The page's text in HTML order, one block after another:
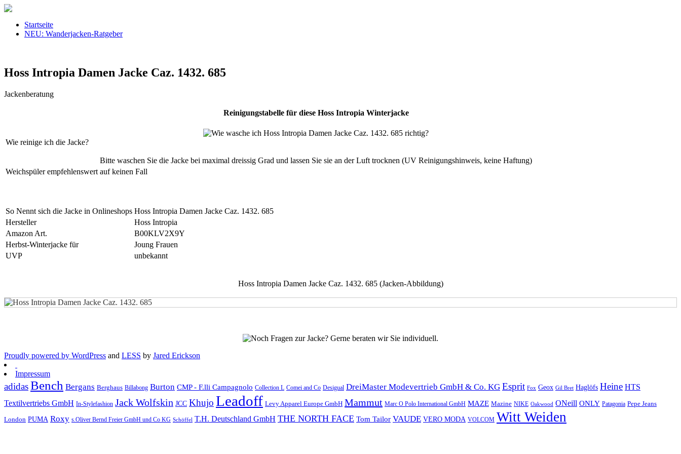
Startseite
NEU: Wanderjacken-Ratgeber
Hoss Intropia Damen Jacke Caz. 1432. 685
Jackenberatung
Reinigungstabelle für diese Hoss Intropia Winterjacke
Wie reinige ich die Jacke?
Bitte waschen Sie die Jacke bei maximal dreissig Grad und lassen Sie sie an der Luft trocknen (UV Reinigungshinweis, keine Haftung)
Weichspüler empfehlenswert auf keinen Fall
So Nennt sich die Jacke in Onlineshops Hoss Intropia Damen Jacke Caz. 1432. 685
Hersteller
Hoss Intropia
Amazon Art.
B00KLV2X9Y
Herbst-Winterjacke für
Joung Frauen
UVP
unbekannt
Hoss Intropia Damen Jacke Caz. 1432. 685 (Jacken-Abbildung)
Proudly powered by WordPress and LESS by Jared Erickson
Impressum
adidasBench Bergans Berghaus Billabong Burton CMP - F.lli Campagnolo Collection L Comei and Co Desigual DreiMaster Modevertrieb GmbH & Co. KG Esprit Fox Geox Gil Bret Haglöfs Heine HTS
Textilvertriebs GmbH In-Stylefashion Jack Wolfskin JCC Khujo Leadoff Levy Apparel Europe GmbH Mammut Marc O Polo International GmbH MAZE Mazine NIKE Oakwood ONeill ONLY Patagonia Pepe Jeans
London PUMA Roxy s.Oliver Bernd Freier GmbH und Co KG Schöffel T.H. Deutschland GmbH THE NORTH FACE Tom Tailor VAUDE VERO MODA VOLCOM Witt Weiden